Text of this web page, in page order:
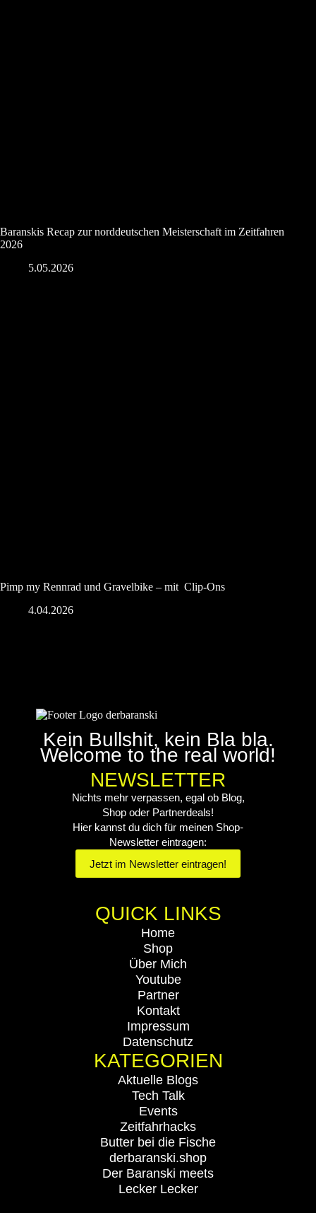
Baranskis Recap zur norddeutschen Meisterschaft im Zeitfahren
2026
5.05.2026
Pimp my Rennrad und Gravelbike – mit Clip-Ons
4.04.2026
Kein Bullshit, kein Bla bla.
Welcome to the real world!
NEWSLETTER
Nichts mehr verpassen, egal ob Blog,
Shop oder Partnerdeals!
Hier kannst du dich für meinen Shop-
Newsletter eintragen:
Jetzt im Newsletter eintragen!
QUICK LINKS
Home
Shop
Über Mich
Youtube
Partner
Kontakt
Impressum
Datenschutz
KATEGORIEN
Aktuelle Blogs
Tech Talk
Events
Zeitfahrhacks
Butter bei die Fische
derbaranski.shop
Der Baranski meets
Lecker Lecker